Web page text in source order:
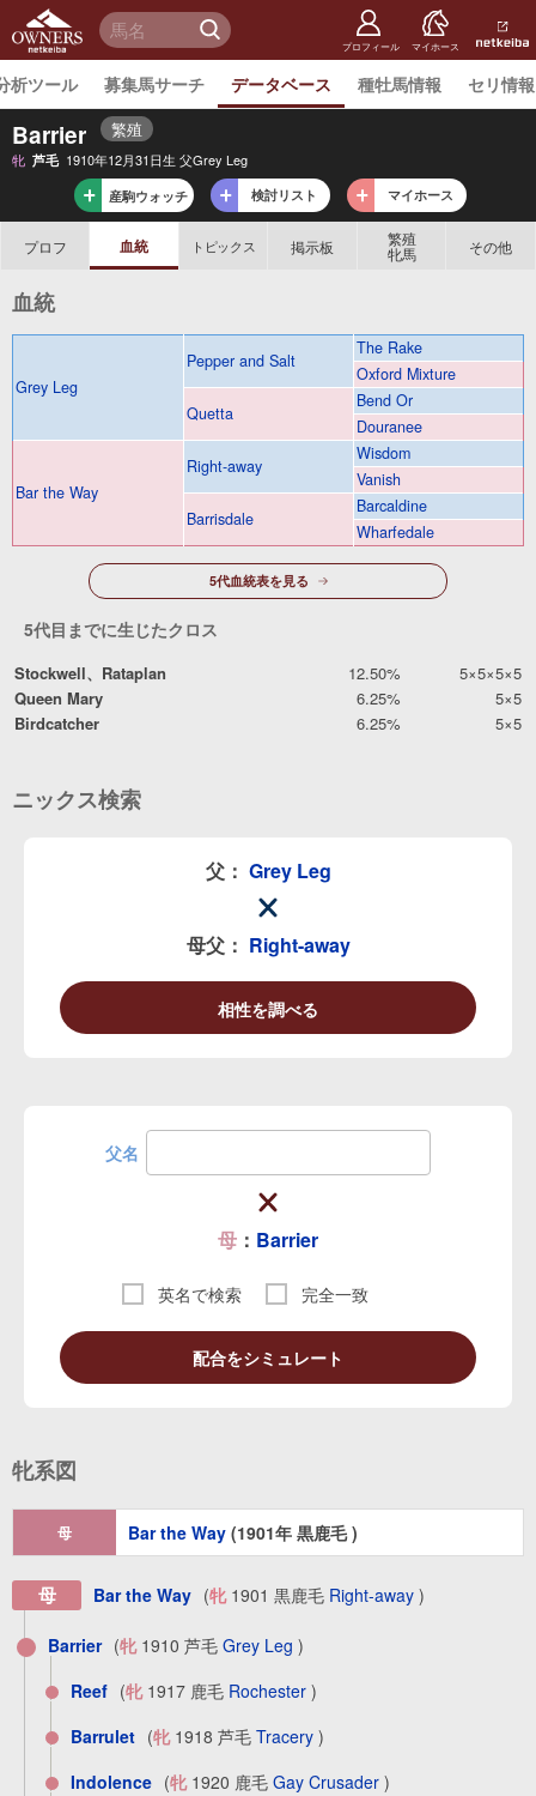
netkeiba
オーナー
ズ プロフィール マイホース
析ツール 募集馬サーチ データベース 種牡馬情報 セリ情報
Barrier 繁殖
牝 芦毛 1910年12月31日生 父Grey Leg
産駒ウォッチ 検討リスト マイホース
プロフ 血統 トピックス 掲示板 繁殖
牝馬 その他
血統
Grey Leg
Pepper and Salt
The Rake
Oxford Mixture
Quetta
Bend Or
Douranee
Bar the Way
Right-away
Wisdom
Vanish
Barrisdale
Barcaldine
Wharfedale
5代血統表を見る
5代目までに生じたクロス
Stockwell、Rataplan 12.50%
5×5×5×5
Queen Mary
6.25%
5×5
Birdcatcher
6.25% 5×5
ニックス検索
父： Grey Leg
母父： Right-away
相性を調べる
父名
母 ： Barrier
英名で検索 完全一致
配合をシミュレート
牝系図
母 Bar the Way (1901年 黒鹿毛 )
母 Bar the Way (牝1901 黒鹿毛 Right-away )
Barrier (牝1910 芦毛 Grey Leg )
Reef (牝1917 鹿毛 Rochester )
Barrulet (牝1918 芦毛 Tracery )
Indolence (牝1920 鹿毛 Gay Crusader )